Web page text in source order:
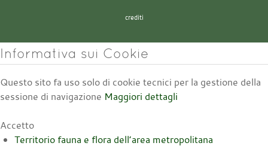
crediti
Informativa sui Cookie
Questo sito fa uso solo di cookie tecnici per la gestione della
sessione di navigazione Maggiori dettagli
Accetto
Territorio fauna e flora dell’area metropolitana